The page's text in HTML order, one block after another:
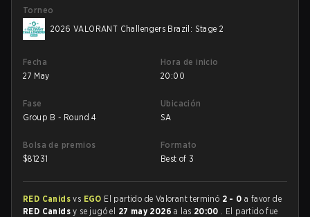
Torneo
2026 VALORANT Challengers Brazil: Stage 2
Fecha
27 May
Hora de inicio
20:00
Fase
Group B - Round 4
Ubicación
SA
Bolsa de premios
$81231
Formato
Best of 3
RED Canidsvs EGO El partido de Valorant terminó 2 - 0 a favor de
RED Canidsy se jugó el 27 may 2026a las 20:00 . El partido fue